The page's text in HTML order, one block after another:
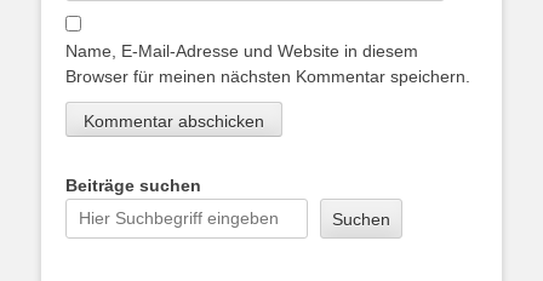
Name, E-Mail-Adresse und Website in diesem
Browser für meinen nächsten Kommentar speichern.
Beiträge suchen
Suchen